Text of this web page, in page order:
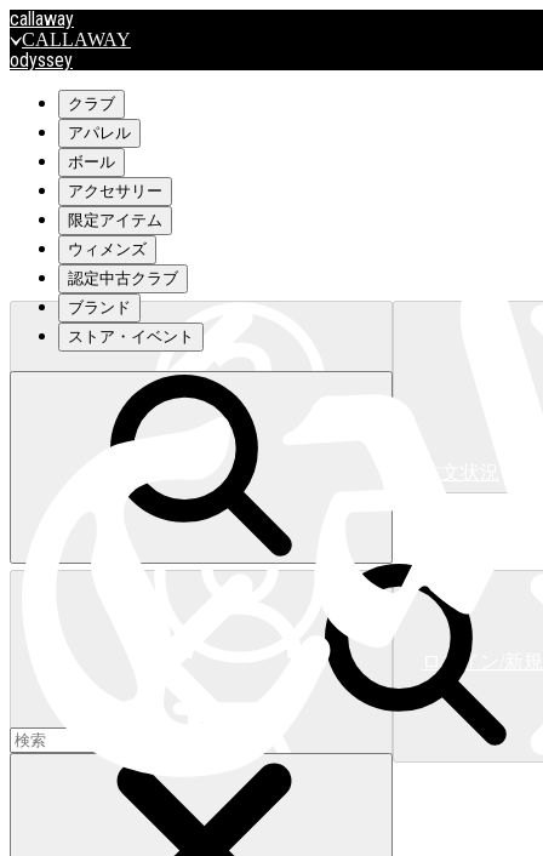
callaway
CALLAWAY
odyssey
travismathew
outlet
OUTLET
キャロウェイアパレルはこちら>>>
キャロウェイアパレルはこちら>>>
ログイン/新
クラブ
アパレル
ボール
アクセサリー
限定アイテム
ウィメンズ
認定中古クラブ
ブランド
ストア・イベント